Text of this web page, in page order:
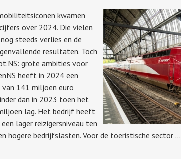
kwamen
over 2024. Die vielen
steeds verlies en de
resultaten. Toch
grote ambities voor
heeft in 2024 een
141 miljoen euro
dan in 2023 toen het
lag. Het bedrijf heeft
lager reizigersniveau ten
hogere bedrijfslasten. Voor de toeristische sector ...